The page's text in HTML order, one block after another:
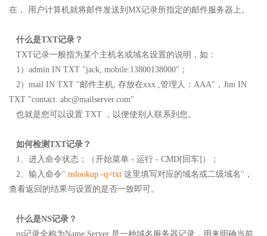
在， 用户计算机就将邮件发送到MX记录所指定的邮件服务器上。
什么是TXT记录？
TXT记录一般指为某个主机名或域名设置的说明，如：
1）admin IN TXT "jack, mobile:13800138000"；
2）mail IN TXT "邮件主机, 存放在xxx ,管理人：AAA"，Jim IN
TXT "contact: abc@mailserver.com"
也就是您可以设置 TXT ，以便使别人联系到您。
如何检测TXT记录？
1、进入命令状态；（开始菜单 - 运行 - CMD[回车]）；
2、输入命令" nslookup -q=txt 这里填写对应的域名或二级域名 " ，
查看返回的结果与设置的是否一致即可。
什么是NS记录？
ns记录全称为Name Server 是一种域名服务器记录，用来明确当前